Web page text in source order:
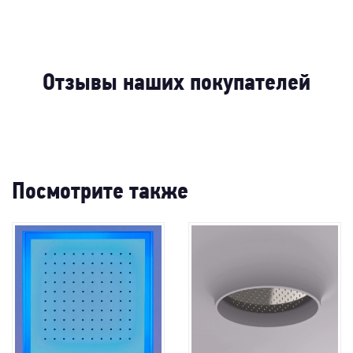
-42%
-83%
-
--
-67%
Отзывы наших покупателей
Посмотрите также